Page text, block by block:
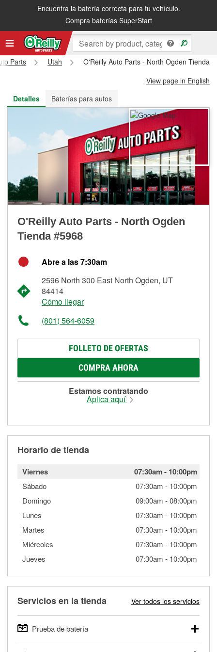
Encuentra la batería correcta para tu vehículo.
Compra baterías SuperStart
Recibe tu orden gratis al día siguiente o recógela en la tienda
Parts Utah
O'Reilly Auto Parts - North Ogden Tienda
View page in English
Detalles
Baterías para autos
O'Reilly Auto Parts - North Ogden
Tienda #5968
Abre a las 7:30am
2596 North 300 East North Ogden, UT
84414
Cómo llegar
(801) 564-6059
FOLLETO DE OFERTAS
COMPRA AHORA
Estamos contratando
Aplica aquí
Horario de tienda
Viernes 07:30am- 10:00pm
Sábado 07:30am - 10:00pm
Domingo
09:00am -08:00pm
Lunes
07:30am - 10:00pm
Martes
07:30am - 10:00pm
Miércoles
07:30am - 10:00pm
Jueves
07:30am - 10:00pm
Servicios en la tienda Ver todos los servicios
Prueba de batería